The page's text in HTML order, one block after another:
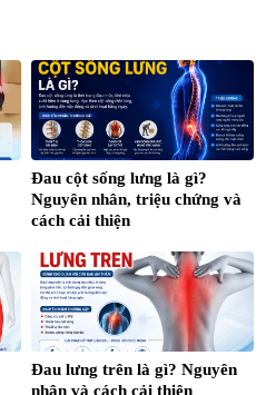
Đau cột sống lưng là gì?
Nguyên nhân, triệu chứng và
cách cải thiện
Đau lưng trên là gì? Nguyên
nhân và cách cải thiện